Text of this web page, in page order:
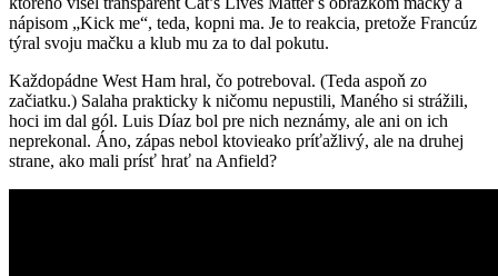
nápisom „Kick me“, teda, kopni ma. Je to reakcia, pretože Francúz
týral svoju mačku a klub mu za to dal pokutu.
Každopádne West Ham hral, čo potreboval. (Teda aspoň zo
začiatku.) Salaha prakticky k ničomu nepustili, Maného si strážili,
hoci im dal gól. Luis Díaz bol pre nich neznámy, ale ani on ich
neprekonal. Áno, zápas nebol ktovieako príťažlivý, ale na druhej
strane, ako mali prísť hrať na Anfield?